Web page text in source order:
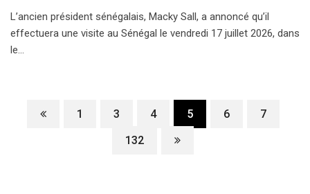
L’ancien président sénégalais, Macky Sall, a annoncé qu’il
effectuera une visite au Sénégal le vendredi 17 juillet 2026, dans
le…
1 3 4 5 6
7
132